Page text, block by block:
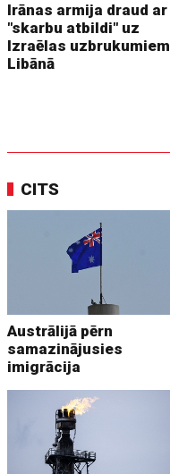
Irānas armija draud ar
"skarbu atbildi" uz
Izraēlas uzbrukumiem
Libānā
CITS
Austrālijā pērn
samazinājusies
imigrācija